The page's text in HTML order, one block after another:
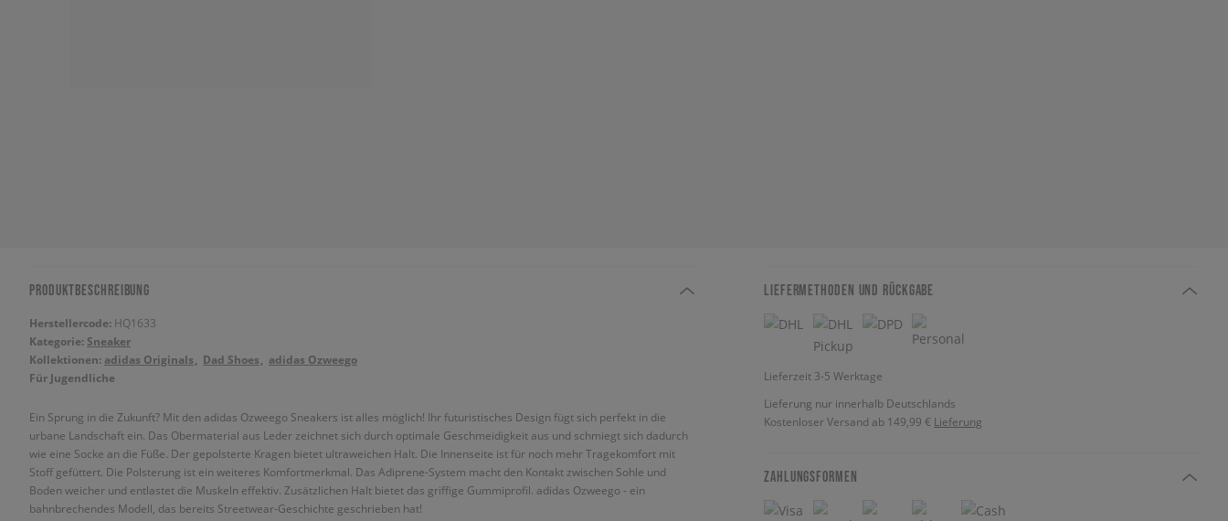
PRODUKTBESCHREIBUNG
Herstellercode: HQ1633
Kategorie: Sneaker
Kollektionen: adidas Originals Dad Shoes
adidas Ozweego
Für Jugendliche
Ein Sprung in die Zukunft? Mit den adidas Ozweego Sneakers ist alles möglich! Ihr futuristisches Design fügt sich perfekt in die
urbane Landschaft ein. Das Obermaterial aus Leder zeichnet sich durch optimale Geschmeidigkeit aus und schmiegt sich dadurch
wie eine Socke an die Füße. Der gepolsterte Kragen bietet ultraweichen Halt. Die Innenseite ist für noch mehr Tragekomfort mit
Stoff gefüttert. Die Polsterung ist ein weiteres Komfortmerkmal. Das Adiprene-System macht den Kontakt zwischen Sohle und
Boden weicher und entlastet die Muskeln effektiv. Zusätzlichen Halt bietet das griffige Gummiprofil. adidas Ozweego - ein
bahnbrechendes Modell, das bereits Streetwear-Geschichte geschrieben hat!
LIEFERMETHODEN UND RÜCKGABE
Lieferzeit 3-5 Werktage
Lieferung nur innerhalb Deutschlands
Kostenloser Versand ab 149,99 € Lieferung
ZAHLUNGSFORMEN